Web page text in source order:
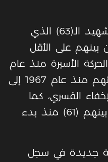
وأوضحت هيئة الأسرى ونادي الأسير، إلى أنّ القاصر وليد هو الشهيد الـ(63) الذي
على الأقل
الأسيرة منذ عام
1967، وبذلك يرتفع عدد شهداء الحركة الأسيرة المعلومة هوياتهم منذ عام 1967 إلى
القسري، كما
ويرتفع عدد الشهداء الأسرى المحتجزة جثامينهم إلى (72) من بينهم (61) منذ بدء
جديدة في سجل